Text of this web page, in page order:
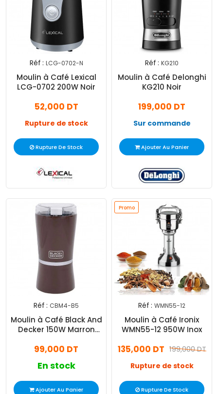
Réf : LCG-0702-N
Moulin à Café Lexical
LCG-0702 200W Noir
52,000 DT
Rupture de stock
Rupture De Stock
Réf : KG210
Moulin à Café Delonghi
KG210 Noir
199,000 DT
Sur commande
Ajouter Au Panier
Réf : CBM4-B5
Moulin à Café Black And
Decker 150W Marron
99,000 DT
En stock
Ajouter Au Panier
Promo
Réf : WMN55-12
Moulin à Café Ironix
WMN55-12 950W Inox
199,000 DT
135,000 DT
Rupture de stock
Rupture De Stock